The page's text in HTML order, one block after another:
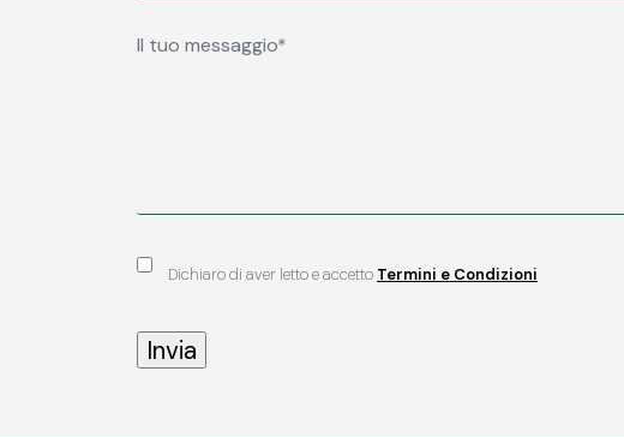
Dichiaro di aver letto e accetto Termini e Condizioni